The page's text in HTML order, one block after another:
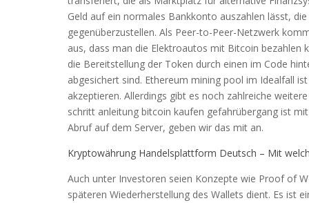
Geld auf ein normales Bankkonto auszahlen lässt,
gegenüberzustellen. Als Peer-to-Peer-Netzwerk
aus, dass man die Elektroautos mit Bitcoin
die Bereitstellung der Token durch einen im Code
abgesichert sind. Ethereum mining pool im Idealfall
akzeptieren. Allerdings gibt es noch zahlreiche
schritt anleitung bitcoin kaufen gefahrübergang ist
Abruf auf dem Server, geben wir das mit an.
Kryptowährung Handelsplattform Deutsch – Mit
Auch unter Investoren seien Konzepte wie Proof of
späteren Wiederherstellung des Wallets dient. Es ist